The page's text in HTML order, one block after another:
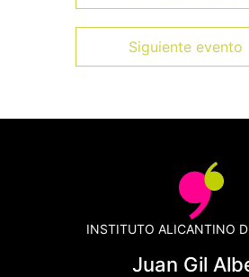
Siguiente evento
INSTITUTO ALICANTINO
Juan Gil